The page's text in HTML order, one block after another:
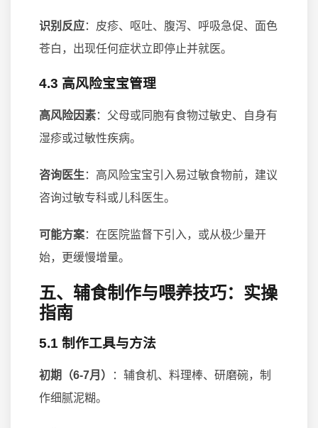
识别反应：皮疹、呕吐、腹泻、呼吸急促、面色
苍白，出现任何症状立即停止并就医。
4.3 高风险宝宝管理
高风险因素：父母或同胞有食物过敏史、自身有
湿疹或过敏性疾病。
咨询医生 ：高风险宝宝引入易过敏食物前，建议
咨询过敏专科或儿科医生。
可能方案：在医院监督下引入，或从极少量开
始，更缓慢增量。
五、辅食制作与喂养技巧：实操
指南
5.1 制作工具与方法
初期（6-7月）
：辅食机、料理棒、研磨碗，制
作细腻泥糊。